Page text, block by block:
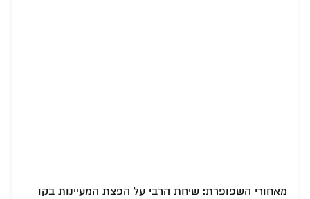
מאחורי השפופרת: שיחת הרבי על הפצת המעיינות בקו